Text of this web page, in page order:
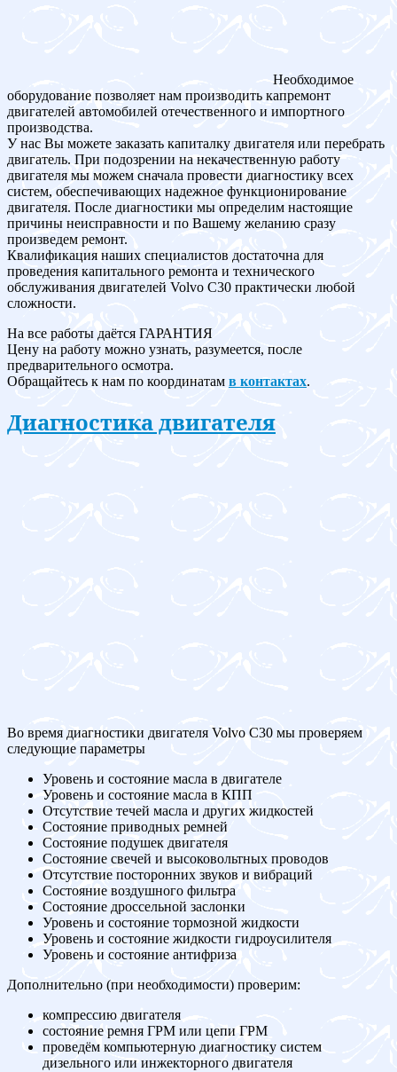
Необходимое
оборудование позволяет нам производить капремонт
двигателей автомобилей отечественного и импортного
производства.
У нас Вы можете заказать капиталку двигателя или перебрать
двигатель. При подозрении на некачественную работу
двигателя мы можем сначала провести диагностику всех
систем, обеспечивающих надежное функционирование
двигателя. После диагностики мы определим настоящие
причины неисправности и по Вашему желанию сразу
произведем ремонт.
Квалификация наших специалистов достаточна для
проведения капитального ремонта и технического
обслуживания двигателей Volvo C30 практически любой
сложности.
На все работы даётся ГАРАНТИЯ
Цену на работу можно узнать, разумеется, после
предварительного осмотра.
Обращайтесь к нам по координатам в контактах.
Диагностика двигателя
Во время диагностики двигателя Volvo C30 мы проверяем
следующие параметры
Уровень и состояние масла в двигателе
Уровень и состояние масла в КПП
Отсутствие течей масла и других жидкостей
Состояние приводных ремней
Состояние подушек двигателя
Состояние свечей и высоковольтных проводов
Отсутствие посторонних звуков и вибраций
Состояние воздушного фильтра
Состояние дроссельной заслонки
Уровень и состояние тормозной жидкости
Уровень и состояние жидкости гидроусилителя
Уровень и состояние антифриза
Дополнительно (при необходимости) проверим:
компрессию двигателя
состояние ремня ГРМ или цепи ГРМ
проведём компьютерную диагностику систем
дизельного или инжекторного двигателя